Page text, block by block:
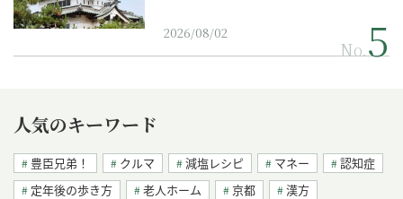
2026/08/02
No.
人気のキーワード
豊臣兄弟！ クルマ 減塩レシピ マネー
認知症
定年後の歩き方
老人ホーム 京都 漢方